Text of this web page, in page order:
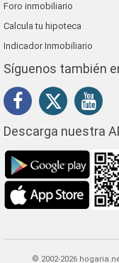
Foro inmobiliario
Calcula tu hipoteca
Indicador Inmobiliario
Síguenos también
Descarga nuestra
© 2002-2026